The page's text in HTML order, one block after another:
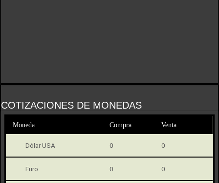
COTIZACIONES DE MONEDAS
Moneda Compra Venta
Dólar USA 0 0
Euro 0 0